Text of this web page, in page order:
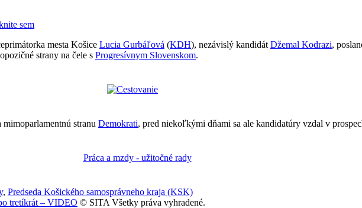
sem
mesta Košice Lucia Gurbáľová (KDH), nezávislý kandidát Džemal Kodrazi,
strany na čele s Progresívnym Slovenskom.
mimoparlamentnú stranu Demokrati, pred niekoľkými dňami sa ale kandidatúry vzdal v
, Predseda Košického samosprávneho kraja (KSK)
tretíkrát – VIDEO © SITA Všetky práva vyhradené.